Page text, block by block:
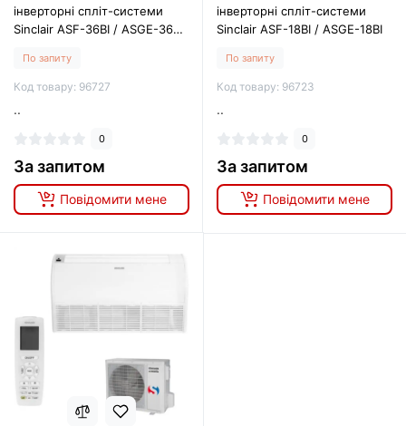
інверторні спліт-системи
Sinclair ASF-36BI / ASGE-36BI-
По запиту
Код товару: 96727
..
0
За запитом
Повідомити мене
інверторні спліт-системи
Sinclair ASF-18BI / ASGE-18BI
По запиту
Код товару: 96723
..
0
За запитом
Повідомити мене